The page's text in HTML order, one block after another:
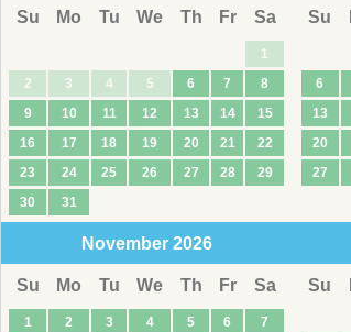
Su Mo Tu We Th Fr Sa
1
2
3 4 5 6 7
8
9
10 11 12 13 14
15
16
17 18 19 20 21
22
23
24 25 26 27 28
29
30
31
Su
6
13
20
27
November 2026
Su Mo Tu We Th Fr Sa
1 2 3 4 5 6
7
Su